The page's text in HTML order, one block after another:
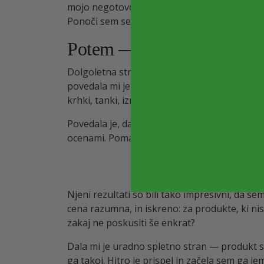
mojo negotovost. Mož je naredil vse, kar je
Ponoči sem se zaklenila v kopalnico in tiho
Potem — povsem
Dolgoletna stranka se je vrnila v moj salon
povedala mi je, da so bili njeni lasje hudo
krhki, tanki, izredno suhi in polni lomitve.
Povedala je, da je tedne iskala rešitev in
ocenami. Pomagale so ji pri vsem:
Rezultat
Njeni rezultati so bili tako impresivni, da
cena razumna, in iskreno: za produkte, ki
zakaj ne poskusiti še enkrat?
Dala mi je uradno spletno stran — produkt
ga takoj. Hitro je prispel in začela sem ga